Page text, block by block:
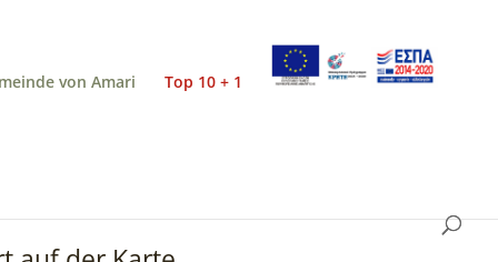
von Amari Top 10 + 1